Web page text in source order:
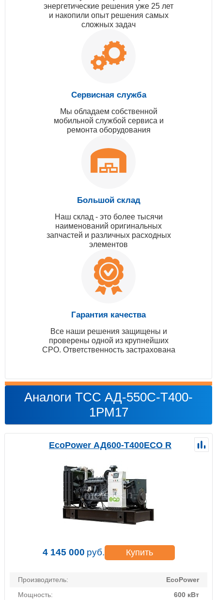
энергетические решения уже 25 лет
и накопили опыт решения самых
сложных задач
Сервисная служба
Мы обладаем собственной
мобильной службой сервиса и
ремонта оборудования
Большой склад
Наш склад - это более тысячи
наименований оригинальных
запчастей и различных расходных
элементов
Гарантия качества
Все наши решения защищены и
проверены одной из крупнейших
СРО. Ответственность застрахована
Аналоги ТСС АД-550С-Т400-
1РМ17
EcoPower АД600-T400ECO R
4 145 000 руб. Купить
Производитель:
EcoPower
Мощность:
600 кВт